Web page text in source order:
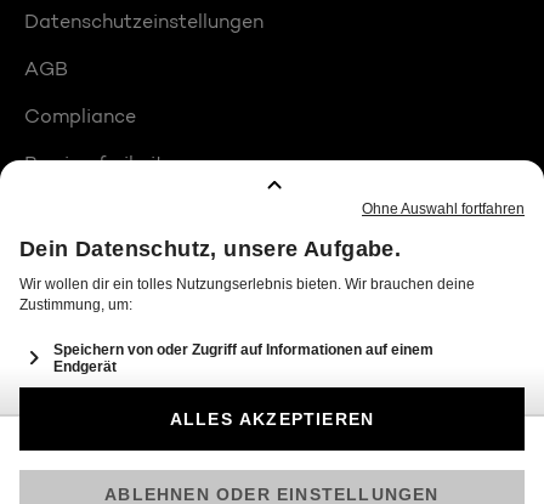
Datenschutzeinstellungen
AGB
Compliance
Barrierefreiheit